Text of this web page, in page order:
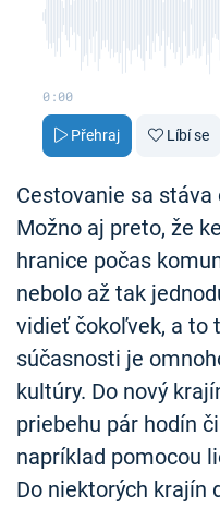
0:00
Přehraj Líbí se
Cestovanie sa
Možno aj preto, že
hranice počas
nebolo až tak
vidieť čokoľvek, a to
súčasnosti je
kultúry. Do nový
priebehu pár hodín
napríklad pomocou
Do niektorých krajín